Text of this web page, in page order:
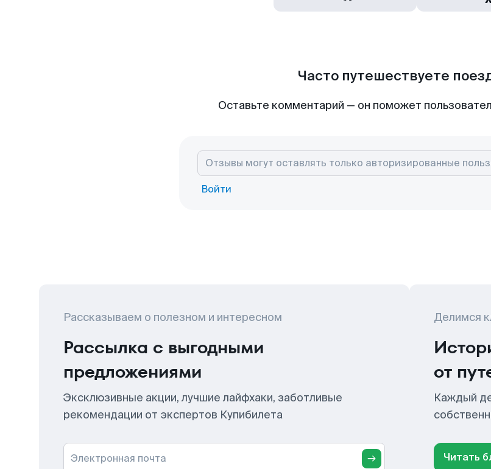
Часто путешествуете
Оставьте комментарий — он поможет
Войти
Рассказываем о полезном и интересном
Рассылка с выгодными
предложениями
Эксклюзивные акции, лучшие лайфхаки, заботливые
рекомендации от экспертов Купибилета
Электронная почта
Делимся
от
Каждый
Читать